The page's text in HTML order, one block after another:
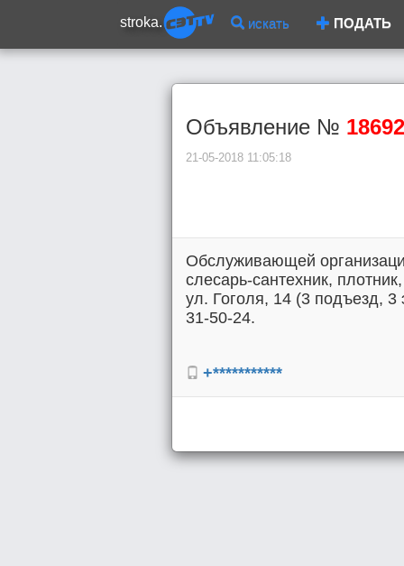
stroka. искать ПОДАТЬ
Объявление № 18692
21-05-2018 11:05:18
Обслуживающей
слесарь-сантехник,
ул. Гоголя, 14 (3 подъезд, 3
31-50-24.
+***********